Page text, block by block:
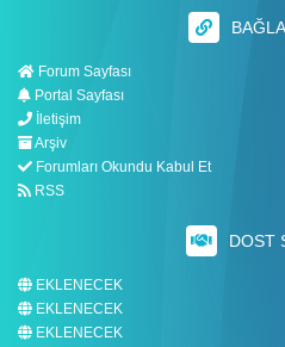
Forum Sayfası
Portal Sayfası
İletişim
Arşiv
Forumları Okundu Kabul Et
RSS
DOST
EKLENECEK
EKLENECEK
EKLENECEK